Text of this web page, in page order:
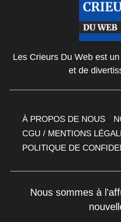
Les Crieurs Du Web est
et de
À PROPOS DE NOUS
CGU / MENTIONS
POLITIQUE DE
Nous sommes à